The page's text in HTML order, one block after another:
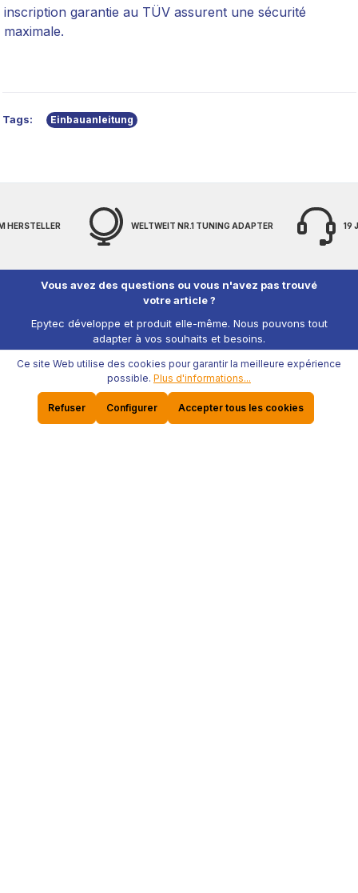
inscription garantie au TÜV assurent une sécurité
maximale.
Tags: Einbauanleitung
HERSTELLER WELTWEIT NR.1 TUNING ADAPTER 19
Vous avez des questions ou vous n'avez pas trouvé
votre article ?
Epytec développe et produit elle-même. Nous pouvons tout
adapter à vos souhaits et besoins.
Aide & Contact
Aide & contact
Ce site Web utilise des cookies pour garantir la meilleure expérience
possible. Plus d'informations...
Refuser Configurer Accepter tous les cookies